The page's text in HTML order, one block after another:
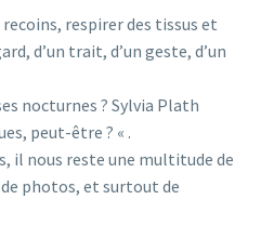
respirer des tissus et
d’un trait, d’un geste, d’un
nocturnes ? Sylvia Plath
peut-être ? « .
il nous reste une multitude de
photos, et surtout de